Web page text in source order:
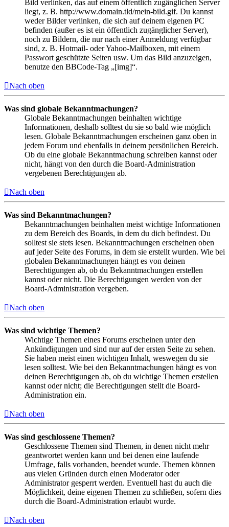
Bild verlinken, das auf einem öffentlich zugänglichen Server
liegt, z. B. http://www.domain.tld/mein-bild.gif. Du kannst
weder Bilder verlinken, die sich auf deinem eigenen PC
befinden (außer es ist ein öffentlich zugänglicher Server),
noch zu Bildern, die nur nach einer Anmeldung verfügbar
sind, z. B. Hotmail- oder Yahoo-Mailboxen, mit einem
Passwort geschützte Seiten usw. Um das Bild anzuzeigen,
benutze den BBCode-Tag „[img]“.
Nach oben
Was sind globale Bekanntmachungen?
Globale Bekanntmachungen beinhalten wichtige
Informationen, deshalb solltest du sie so bald wie möglich
lesen. Globale Bekanntmachungen erscheinen ganz oben in
jedem Forum und ebenfalls in deinem persönlichen Bereich.
Ob du eine globale Bekanntmachung schreiben kannst oder
nicht, hängt von den durch die Board-Administration
vergebenen Berechtigungen ab.
Nach oben
Was sind Bekanntmachungen?
Bekanntmachungen beinhalten meist wichtige Informationen
zu dem Bereich des Boards, in dem du dich befindest. Du
solltest sie stets lesen. Bekanntmachungen erscheinen oben
auf jeder Seite des Forums, in dem sie erstellt wurden. Wie bei
globalen Bekanntmachungen hängt es von deinen
Berechtigungen ab, ob du Bekanntmachungen erstellen
kannst oder nicht. Die Berechtigungen werden von der
Board-Administration vergeben.
Nach oben
Was sind wichtige Themen?
Wichtige Themen eines Forums erscheinen unter den
Ankündigungen und sind nur auf der ersten Seite zu sehen.
Sie haben meist einen wichtigen Inhalt, weswegen du sie
lesen solltest. Wie bei den Bekanntmachungen hängt es von
deinen Berechtigungen ab, ob du wichtige Themen erstellen
kannst oder nicht; die Berechtigungen stellt die Board-
Administration ein.
Nach oben
Was sind geschlossene Themen?
Geschlossene Themen sind Themen, in denen nicht mehr
geantwortet werden kann und bei denen eine laufende
Umfrage, falls vorhanden, beendet wurde. Themen können
aus vielen Gründen durch einen Moderator oder
Administrator gesperrt werden. Eventuell hast du auch die
Möglichkeit, deine eigenen Themen zu schließen, sofern dies
durch die Board-Administration erlaubt wurde.
Nach oben